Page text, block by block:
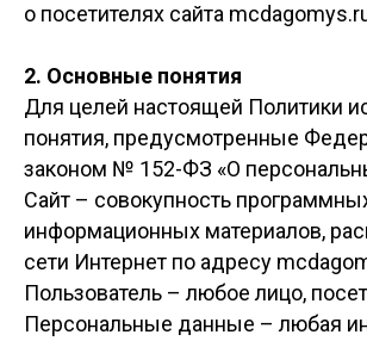
о посетителях сайта
2. Основные понятия
Для целей настоящей Политики
понятия, предусмотренные
законом № 152-ФЗ «О
Сайт – совокупность
информационных материалов,
сети Интернет по адресу
Пользователь – любое лицо,
Персональные данные – любая